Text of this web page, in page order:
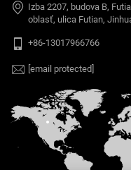
Izba 2207, budova B,
oblasť, ulica Futian,
+86-13017966766
[email protected]